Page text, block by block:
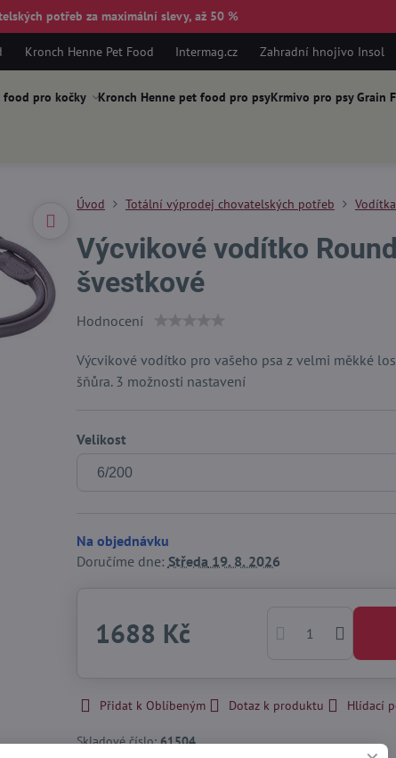
potřeb za maximální slevy, až 50 %
Kronch Henne Pet Food Intermag.cz Zahradní hnojivo Insol
food pro kočky Kronch Henne pet food pro psyKrmivo pro psy Grain
Úvod Totální výprodej chovatelských potřeb
Výcvikové vodítko
švestkové
Hodnocení
Výcvikové vodítko pro vašeho psa z velmi měkké
šňůra. 3 možnosti nastavení
Velikost
Na objednávku
Doručíme dne: Středa 19. 8. 2026
1688 Kč
Přidat k Oblíbeným Dotaz k produktu Hlídací
Skladové číslo:61504